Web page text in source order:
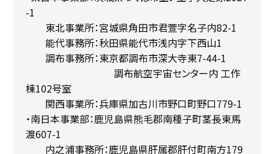
-1
東北事業所：宮城県角田市君萱字名子内82-1
能代事務所：秋田県能代市浅内字下西山1
調布事務所：東京都調布市深大寺東7-44-1
調布航空宇宙センター内 工作
棟102号室
関西事業所：兵庫県加古川市野口町野口779-1
・南日本事業部：鹿児島県熊毛郡南種子町茎長東馬
渡607-1
内之浦事務所：鹿児島県肝属郡肝付町南方179